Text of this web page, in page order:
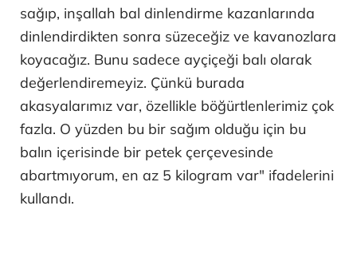
sağıp, inşallah bal dinlendirme kazanlarında
dinlendirdikten sonra süzeceğiz ve kavanozlara
koyacağız. Bunu sadece ayçiçeği balı olarak
değerlendiremeyiz. Çünkü burada
akasyalarımız var, özellikle böğürtlenlerimiz çok
fazla. O yüzden bu bir sağım olduğu için bu
balın içerisinde bir petek çerçevesinde
abartmıyorum, en az 5 kilogram var" ifadelerini
kullandı.